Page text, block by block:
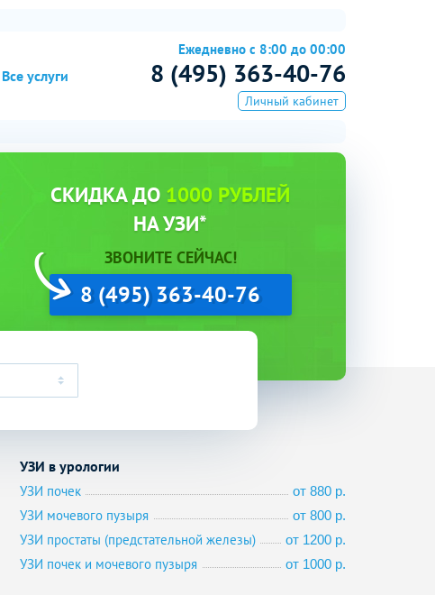
Все услуги
Ежедневно с 8:00 до 00:00
8 (495) 363-40-76
Личный кабинет
СКИДКА ДО 1000 РУБЛЕЙ
НА УЗИ*
ЗВОНИТЕ СЕЙЧАС!
8 (495) 363-40-76
УЗИ в урологии
УЗИ почек от 880 р.
УЗИ мочевого пузыря от 800 р.
УЗИ простаты (предстательной железы) от 1200 р.
УЗИ почек и мочевого пузыря от 1000 р.